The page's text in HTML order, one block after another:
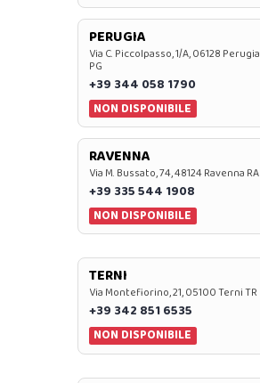
PERUGIA
Via C. Piccolpasso, 1/A, 06128 Perugia
PG
+39 344 058 1790
NON DISPONIBILE
RAVENNA
Via M. Bussato, 74, 48124 Ravenna RA
+39 335 544 1908
NON DISPONIBILE
TERNI
Via Montefiorino, 21, 05100 Terni TR
+39 342 851 6535
NON DISPONIBILE